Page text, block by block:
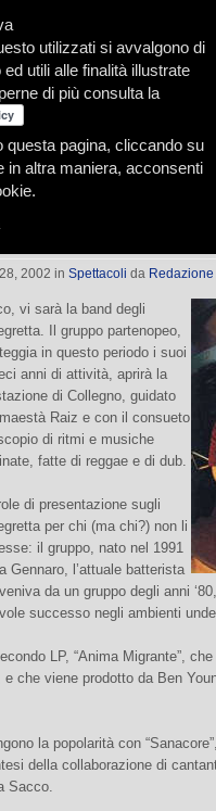
Le nostre firme
di anime migranti
2002 in Spettacoli da Redazione
vi sarà la band degli
Il gruppo partenopeo,
in questo periodo i suoi
anni di attività, aprirà la
di Collegno, guidato
Raiz e con il consueto
di ritmi e musiche
fatte di reggae e di dub.
di presentazione sugli
per chi (ma chi?) non li
il gruppo, nato nel 1991
Gennaro, l’attuale batterista
da un gruppo degli anni
successo negli ambienti
LP, “Anima Migrante”,
e che viene prodotto da Ben
la popolarità con
della collaborazione di
Sacco.
utilizzati si avvalgono di
utili alle finalità illustrate
di più consulta la
questa pagina, cliccando su
in altra maniera, acconsenti